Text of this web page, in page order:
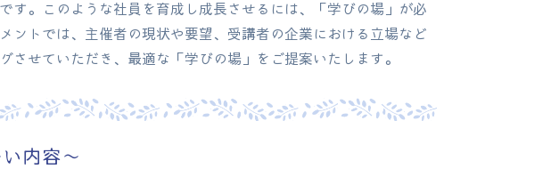
す。このような社員を育成し成長させるには、「学びの場」が必
ントでは、主催者の現状や要望、受講者の企業における立場など
させていただき、最適な「学びの場」をご提案いたします。
内容～